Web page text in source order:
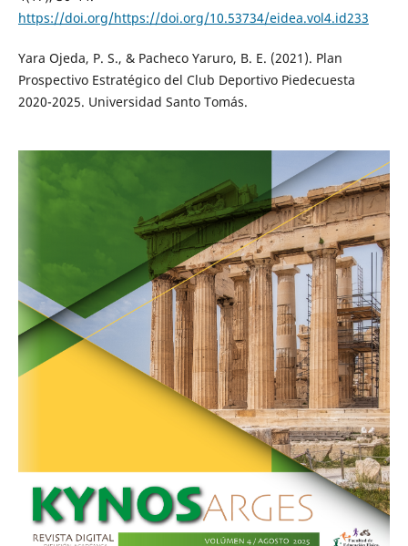
https://doi.org/https://doi.org/10.53734/eidea.vol4.id233
Yara Ojeda, P. S., & Pacheco Yaruro, B. E. (2021). Plan
Prospectivo Estratégico del Club Deportivo Piedecuesta
2020-2025. Universidad Santo Tomás.